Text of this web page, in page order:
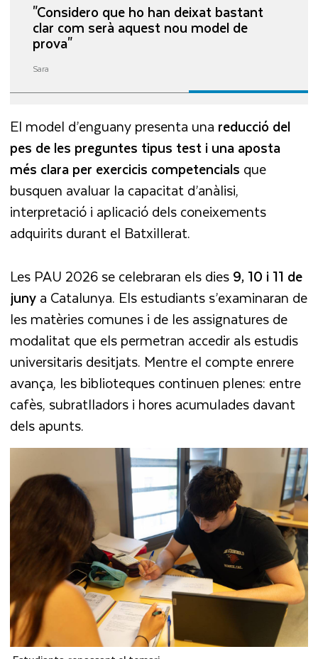
"Considero que ho han deixat bastant
clar com serà aquest nou model de
prova"
Sara
El model d’enguany presenta una reducció del
pes de les preguntes tipus test i una aposta
més clara per exercicis competencials que
busquen avaluar la capacitat d’anàlisi,
interpretació i aplicació dels coneixements
adquirits durant el Batxillerat.
Les PAU 2026 se celebraran els dies9, 10 i 11 de
junya Catalunya. Els estudiants s’examinaran de
les matèries comunes i de les assignatures de
modalitat que els permetran accedir als estudis
universitaris desitjats. Mentre el compte enrere
avança, les biblioteques continuen plenes: entre
cafès, subratlladors i hores acumulades davant
dels apunts.